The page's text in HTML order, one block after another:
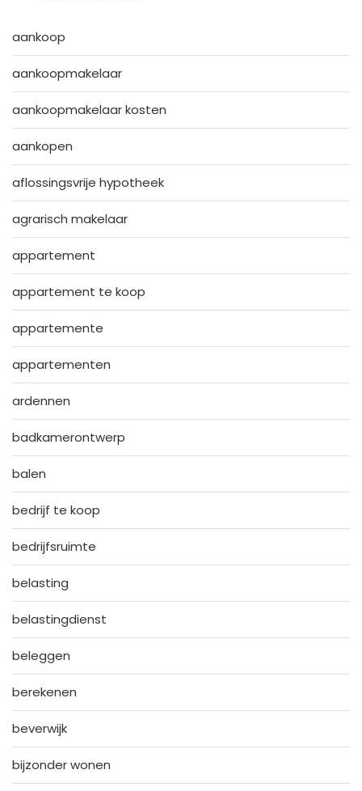
aankoop
aankoopmakelaar
aankoopmakelaar kosten
aankopen
aflossingsvrije hypotheek
agrarisch makelaar
appartement
appartement te koop
appartemente
appartementen
ardennen
badkamerontwerp
balen
bedrijf te koop
bedrijfsruimte
belasting
belastingdienst
beleggen
berekenen
beverwijk
bijzonder wonen